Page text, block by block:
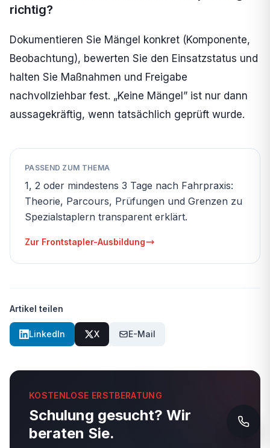
richtig?
Dokumentieren Sie Mängel konkret (Komponente,
Beobachtung), bewerten Sie den Einsatzstatus und
halten Sie Maßnahmen und Freigabe
nachvollziehbar fest. „Keine Mängel” ist nur dann
aussagekräftig, wenn tatsächlich geprüft wurde.
PASSEND ZUM THEMA
1, 2 oder mindestens 3 Tage nach Fahrpraxis:
Theorie, Parcours, Prüfungen und Grenzen zu
Spezialstaplern transparent erklärt.
Zur Frontstapler-Ausbildung
Artikel teilen
LinkedIn X E-Mail
KOSTENLOSE ERSTBERATUNG
Schulung gesucht? Wir
beraten Sie.